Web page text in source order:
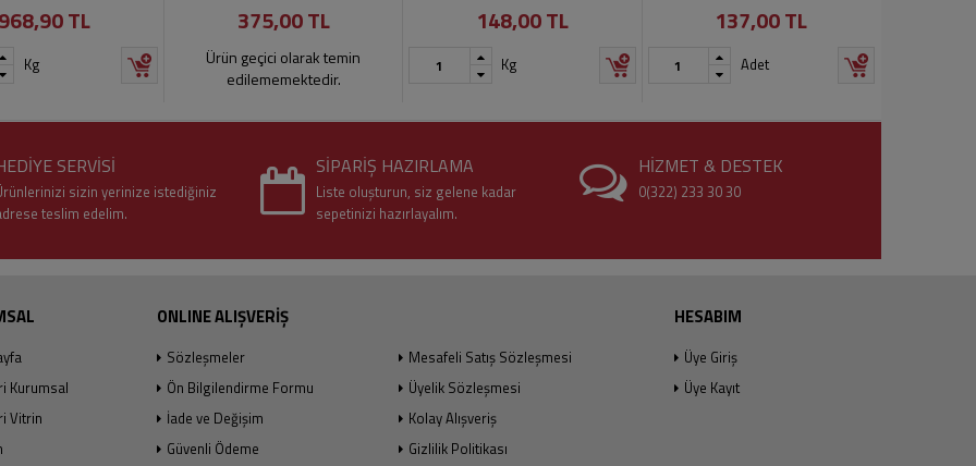
TL
Kg
375,00 TL
Ürün geçici olarak temin
edilememektedir.
148,00 TL
Kg
137,00 TL
Adet
SERVİSİ
sizin yerinize istediğiniz
teslim edelim.
SİPARİŞ HAZIRLAMA
Liste oluşturun, siz gelene kadar
sepetinizi hazırlayalım.
HİZMET & DESTEK
0(322) 233 30 30
Kurumsal
Vitrin
ONLINE ALIŞVERİŞ
Sözleşmeler
Mesafeli Satış Sözleşmesi
Ön Bilgilendirme Formu
Üyelik Sözleşmesi
İade ve Değişim
Kolay Alışveriş
Güvenli Ödeme
Gizlilik Politikası
HESABIM
Üye Giriş
Üye Kayıt